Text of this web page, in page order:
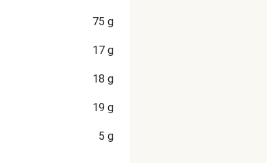
75 g
17 g
18 g
19 g
5 g